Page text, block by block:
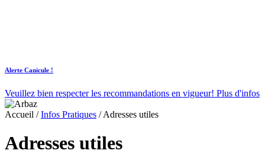
Alerte Canicule !
Veuillez bien respecter les recommandations en vigueur! Plus d'infos
Accueil /Infos Pratiques /Adresses utiles
Adresses utiles